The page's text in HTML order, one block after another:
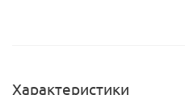
Характеристики